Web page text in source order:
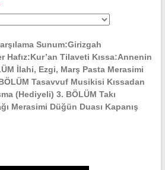
Sunum:Girizgah
Hafız:Kur’an Tilaveti Kıssa:Annenin
İlahi, Ezgi, Marş Pasta Merasimi
Tasavvuf Musikisi Kıssadan
(Hediyeli) 3. BÖLÜM Takı
Merasimi Düğün Duası Kapanış